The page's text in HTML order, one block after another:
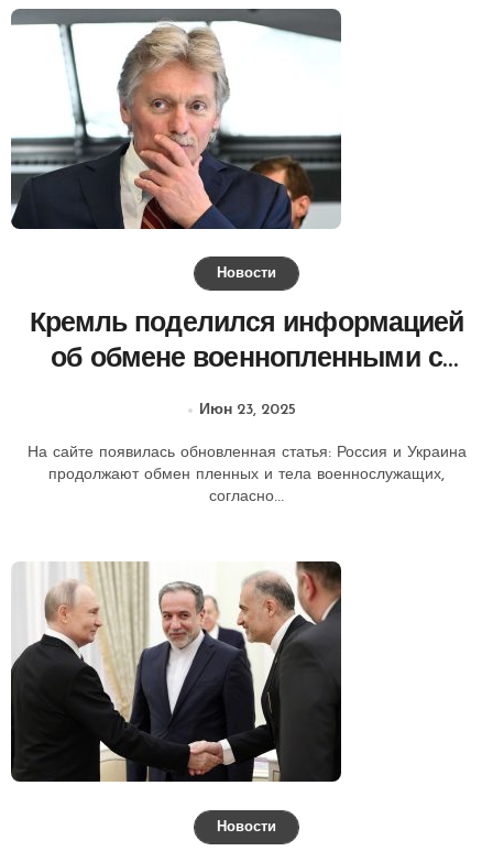
Новости
Кремль поделился информацией
об обмене военнопленными с
Июн 23, 2025
На сайте появилась обновленная статья: Россия и Украина
продолжают обмен пленных и тела военнослужащих,
согласно...
Новости